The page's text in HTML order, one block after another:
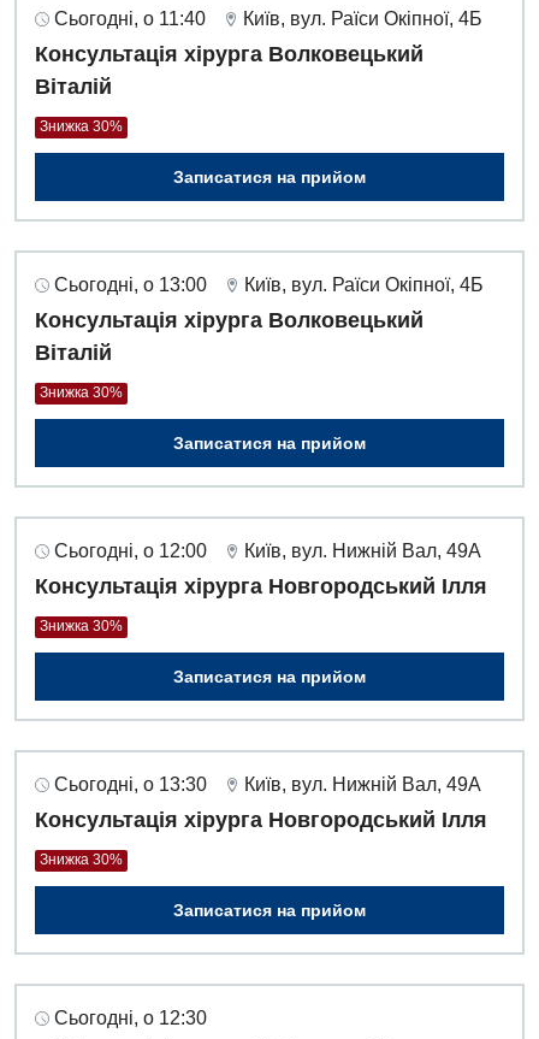
Сьогодні, о 11:40 Київ, вул. Раїси Окіпної, 4Б
Консультація хірурга Волковецький
Віталій
Знижка 30%
Записатися на прийом
Сьогодні, о 13:00 Київ, вул. Раїси Окіпної, 4Б
Консультація хірурга Волковецький
Віталій
Знижка 30%
Записатися на прийом
Сьогодні, о 12:00 Київ, вул. Нижній Вал, 49А
Консультація хірурга Новгородський Ілля
Знижка 30%
Записатися на прийом
Сьогодні, о 13:30 Київ, вул. Нижній Вал, 49А
Консультація хірурга Новгородський Ілля
Знижка 30%
Записатися на прийом
Сьогодні, о 12:30